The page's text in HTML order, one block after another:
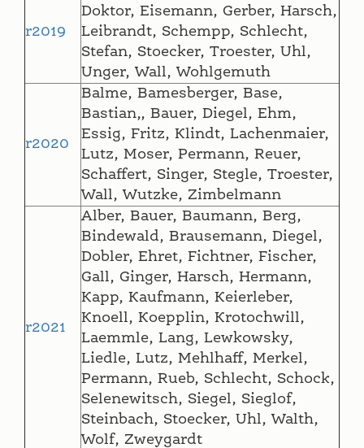
r2019
Doktor, Eisemann, Gerber, Harsch,
Leibrandt, Schempp, Schlecht,
Stefan, Stoecker, Troester, Uhl,
Unger, Wall, Wohlgemuth
r2020
Balme, Bamesberger, Base,
Bastian,, Bauer, Diegel, Ehm,
Essig, Fritz, Klindt, Lachenmaier,
Lutz, Moser, Permann, Reuer,
Schaffert, Singer, Stegle, Troester,
Wall, Wutzke, Zimbelmann
r2021
Alber, Bauer, Baumann, Berg,
Bindewald, Brausemann, Diegel,
Dobler, Ehret, Fichtner, Fischer,
Gall, Ginger, Harsch, Hermann,
Kapp, Kaufmann, Keierleber,
Knoell, Koepplin, Krotochwill,
Laemmle, Lang, Lewkowsky,
Liedle, Lutz, Mehlhaff, Merkel,
Permann, Rueb, Schlecht, Schock,
Selenewitsch, Siegel, Sieglof,
Steinbach, Stoecker, Uhl, Walth,
Wolf, Zweygardt